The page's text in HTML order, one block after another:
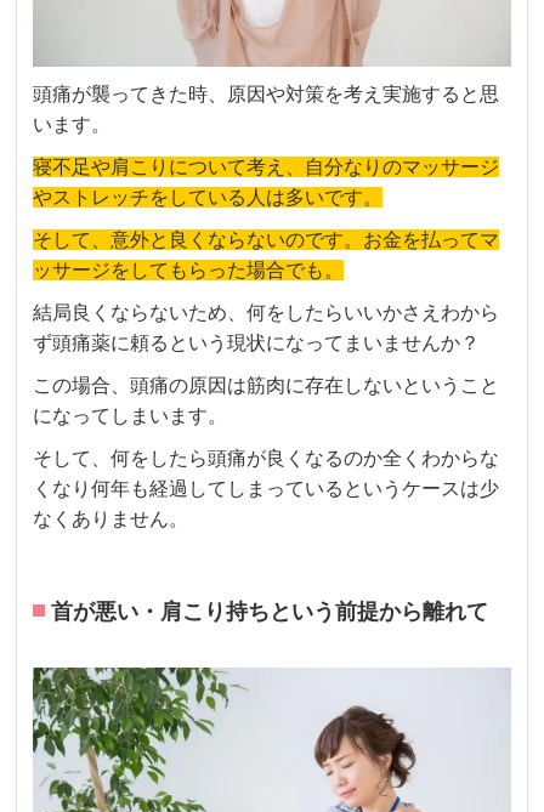
頭痛が襲ってきた時、原因や対策を考え実施すると思
います。
寝不足や肩こりについて考え、自分なりのマッサージ
やストレッチをしている人は多いです。
そして、意外と良くならないのです。お金を払ってマ
ッサージをしてもらった場合でも。
結局良くならないため、何をしたらいいかさえわから
ず頭痛薬に頼るという現状になってまいませんか？
この場合、頭痛の原因は筋肉に存在しないということ
になってしまいます。
そして、何をしたら頭痛が良くなるのか全くわからな
くなり何年も経過してしまっているというケースは少
なくありません。
首が悪い・肩こり持ちという前提から離れて